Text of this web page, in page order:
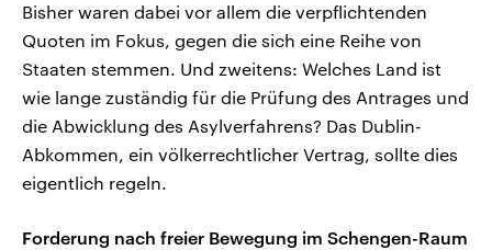
Bisher waren dabei vor allem die verpflichtenden
Quoten im Fokus, gegen die sich eine Reihe von
Staaten stemmen. Und zweitens: Welches Land ist
wie lange zuständig für die Prüfung des Antrages und
die Abwicklung des Asylverfahrens? Das Dublin-
Abkommen, ein völkerrechtlicher Vertrag, sollte dies
eigentlich regeln.
Forderung nach freier Bewegung im Schengen-Raum